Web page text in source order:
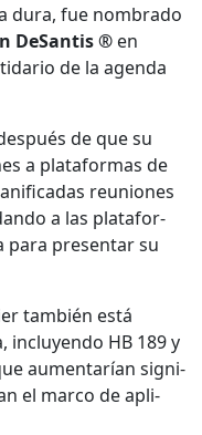
dura, fue nom­bra­do
DeSan­tis ® en
de la agen­da
de que su
a platafor­mas de
reuniones
a las platafor­
para pre­sen­tar su
tam­bién está
incluyen­do HB 189 y
aumen­tarían sig­ni­
el mar­co de apli­